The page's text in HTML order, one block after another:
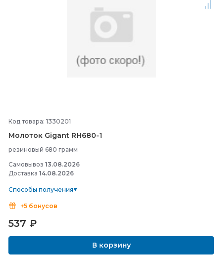
Код товара: 1330201
Молоток Gigant RH680-1
резиновый 680 грамм
Самовывоз 13.08.2026
Доставка 14.08.2026
Способы получения
+5 бонусов
537 ₽
В корзину